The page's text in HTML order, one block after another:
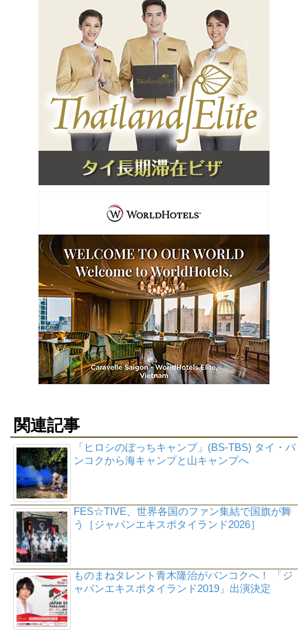
関連記事
「ヒロシのぼっちキャンプ」(BS-TBS) タイ・バ
ンコクから海キャンプと山キャンプへ
FES☆TIVE、世界各国のファン集結で国旗が舞
う［ジャパンエキスポタイランド2026］
ものまねタレント青木隆治がバンコクへ！ 「ジ
ャパンエキスポタイランド2019」出演決定